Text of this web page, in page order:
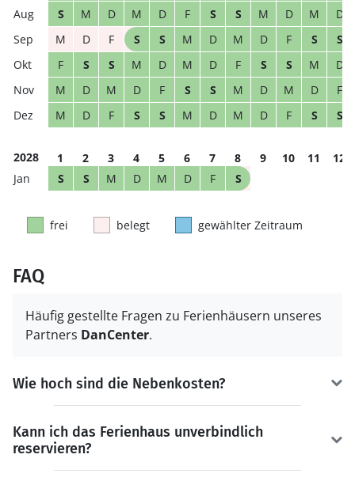
S M D M D F S S M D M
D
M
D F S S M D M D F S
S
F
S S M D M D F S S M
D
M
D M D F S S M D M D
F
M
D F S S M D M D F S S
2028 1 2 3 4 5 6 7 8 9 10 11
12
S
S M D M D F S
frei belegt gewählter Zeitraum
FAQ
Häufig gestellte Fragen zu Ferienhäusern unseres
Partners DanCenter.
Wie hoch sind die Nebenkosten?
Kann ich das Ferienhaus unverbindlich
reservieren?